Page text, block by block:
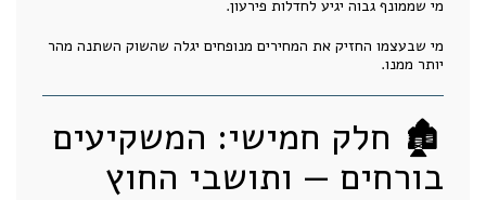
מי שממונף גבוה יגיע לחדלות פירעון.
מי שבעצמו החזיק את המחירים מנופחים יגלה שהשוק השתנה מהר
יותר ממנו.
🏚️ חלק חמישי: המשקיעים
בורחים — ותושבי החוץ